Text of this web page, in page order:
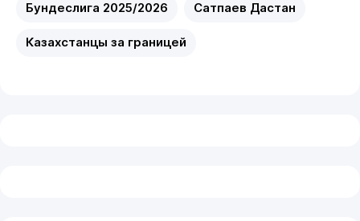
Бундеслига 2025/2026 Сатпаев Дастан
Казахстанцы за границей